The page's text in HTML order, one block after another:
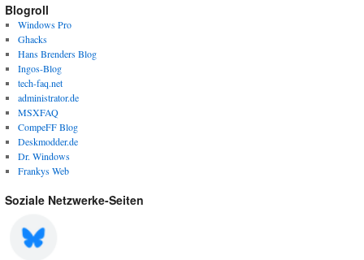
Blogroll
Windows Pro
Ghacks
Hans Brenders Blog
Ingos-Blog
tech-faq.net
administrator.de
MSXFAQ
CompeFF Blog
Deskmodder.de
Dr. Windows
Frankys Web
Soziale Netzwerke-Seiten